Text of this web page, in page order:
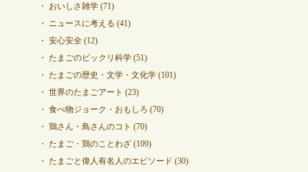
おいしさ雑学(71)
ニュースに考える (41)
安心安全(12)
たまごのビックリ科学(51)
たまごの歴史・文学・文化学(101)
世界のたまごアート (23)
食べ物ジョーク・おもしろ (70)
鶏さん・鳥さんのコト (70)
たまご・鶏のことわざ(109)
たまごと偉人有名人のエピソード (30)